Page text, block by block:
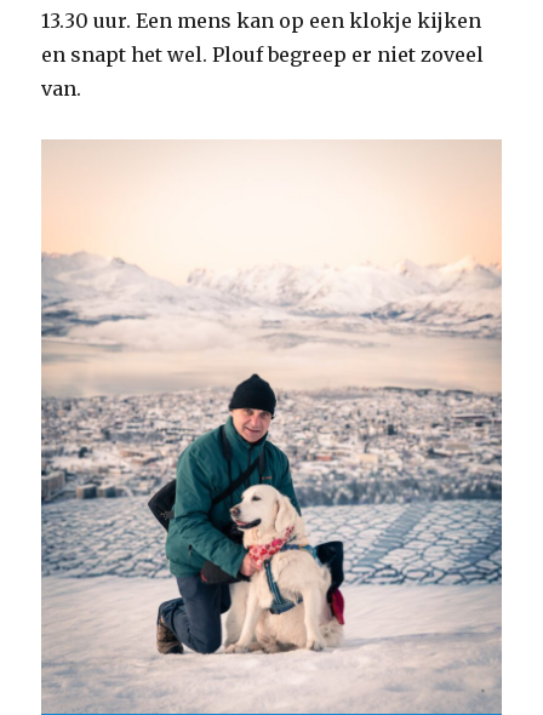
13.30 uur. Een mens kan op een klokje kijken
en snapt het wel. Plouf begreep er niet zoveel
van.